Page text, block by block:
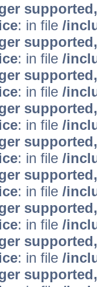
: in file /
: in file /
: in file /
: in file /
: in file /
: in file /
: in file /
: in file /